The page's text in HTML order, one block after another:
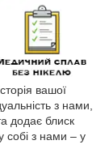
вашої
з нами,
додає блиск
собі з нами – у